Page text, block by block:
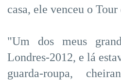
casa, ele venceu o Tour
"Um dos meus
Londres-2012, e lá
guarda-roupa,